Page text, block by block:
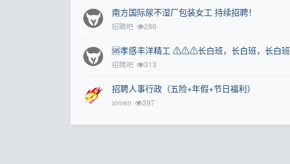
南‮国方‬际尿‮湿不‬厂包‮女装‬工 持‮招续‬聘！
招聘吧 286
🆘孝感丰洋精工 ⚠⚠⚠长白班，长白班，长白班
招聘吧 313
招聘人事行政（五险+年假+节日福利）
ximen 397